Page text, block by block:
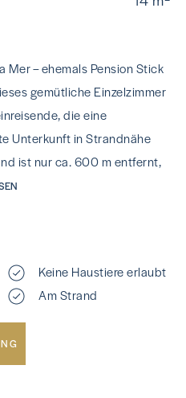
Mer – ehemals Pension Stick
gemütliche Einzelzimmer
die eine
Unterkunft in Strandnähe
ist nur ca. 600 m entfernt,
Keine Haustiere erlaubt
Am Strand